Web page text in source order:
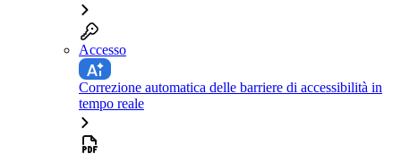
Accesso
Correzione automatica delle barriere di accessibilità in
tempo reale